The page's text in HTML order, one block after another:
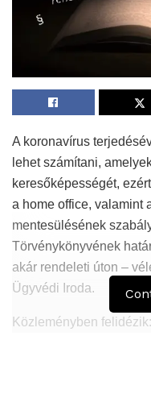
A koronavírus
lehet számítani,
keresőképességét,
a home office, valamint
mentesülésének
Törvénykönyvének
akár rendeleti úton –
Ügyvédi Iroda.
Közleményben